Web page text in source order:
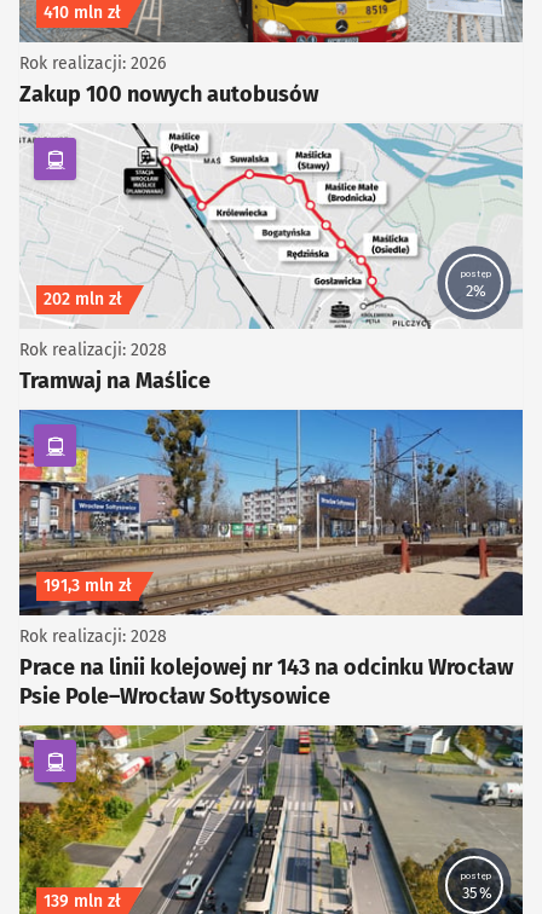
Koszt inwestycji
410 mln zł
Zakup 100 nowych autobusów
Rok realizacji: 2026
kategoria Komunikacja zbiorowa
postęp
2%
Koszt inwestycji
202 mln zł
Tramwaj na Maślice
Rok realizacji: 2028
kategoria Komunikacja zbiorowa
Koszt inwestycji
191,3 mln zł
Prace na linii kolejowej nr 143 na odcinku Wrocław
Psie Pole–Wrocław Sołtysowice
Rok realizacji: 2028
kategoria Komunikacja zbiorowa
postęp
35%
Koszt inwestycji
139 mln zł